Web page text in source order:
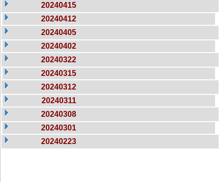
20240415
20240412
20240405
20240402
20240322
20240315
20240312
20240311
20240308
20240301
20240223